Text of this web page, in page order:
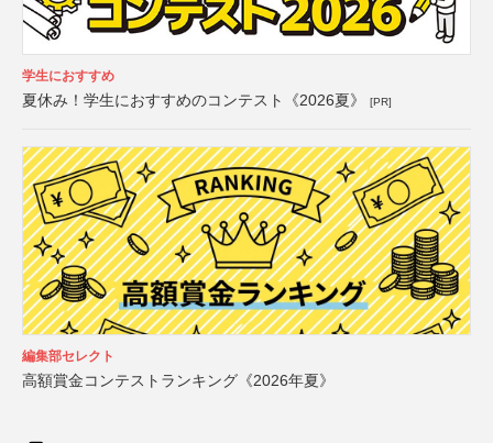
学生におすすめ
夏休み！学生におすすめのコンテスト《2026夏》 [PR]
編集部セレクト
高額賞金コンテストランキング《2026年夏》